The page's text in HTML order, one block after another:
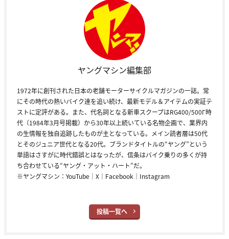
ヤングマシン編集部
1972年に創刊された日本の老舗モーターサイクルマガジンの一誌。常
にその時代の熱いバイク達を追い続け、最新モデル＆アイテムの実証テ
ストに定評がある。また、代名詞となる新車スクープはRG400/500Γ時
代（1984年3月号掲載）から30年以上続いている名物企画で、業界内
の生情報を独自追跡したものが主となっている。メイン読者層は50代
とそのジュニア世代となる20代。ブランドタイトルの“ヤング”という
単語はさすがに時代錯誤とはなったが、信条はバイク乗りの多くが持
ち合わせている“ヤング・アット・ハート”だ。
※ヤングマシン： YouTube ｜ X ｜ Facebook ｜ Instagram
投稿一覧へ